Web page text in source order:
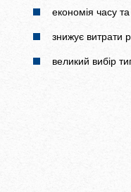
економія часу
знижує витрати
великий вибір